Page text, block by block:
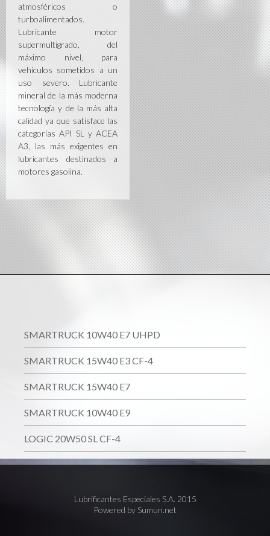
atmosféricos o
turboalimentados.
Lubricante motor
supermultigrado, del
máximo nivel, para
vehículos sometidos a un
uso severo. Lubricante
mineral de la más moderna
tecnología y de la más alta
calidad ya que satisface las
categorías API SL y ACEA
A3, las más exigentes en
lubricantes destinados a
motores gasolina.
SMARTRUCK 10W40 E7 UHPD
SMARTRUCK 15W40 E3 CF-4
SMARTRUCK 15W40 E7
SMARTRUCK 10W40 E9
LOGIC 20W50 SL CF-4
Lubrificantes Especiales S.A. 2015
Powered by Sumun.net